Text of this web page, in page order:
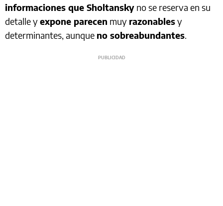
informaciones que Sholtansky no se reserva en su
detalle yexpone parecen muy razonablesy
determinantes, aunque no sobreabundantes.